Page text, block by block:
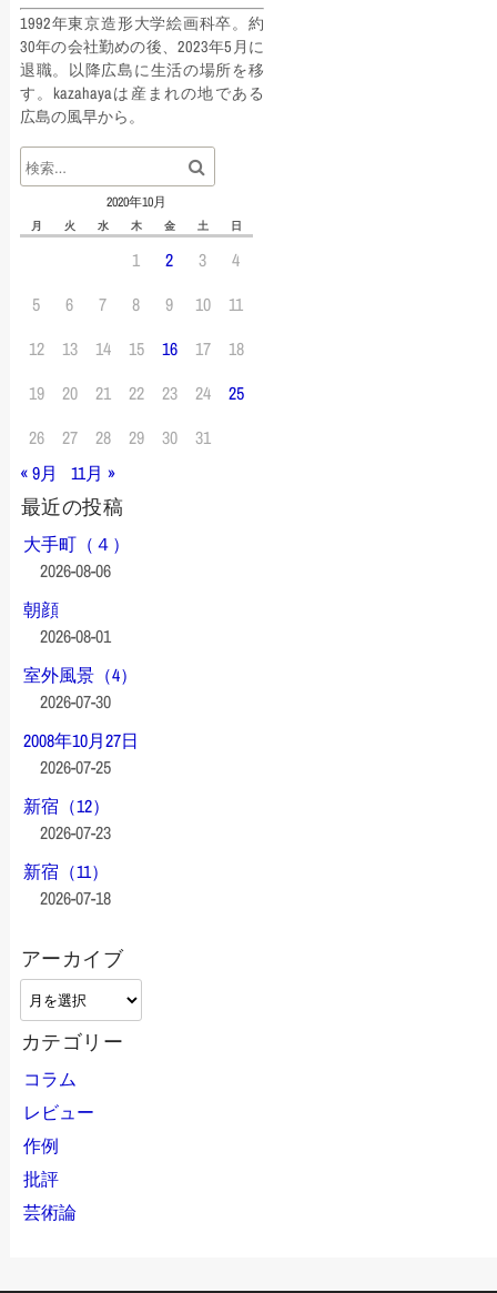
1992年東京造形大学絵画科卒。約
30年の会社勤めの後、2023年5月に
退職。以降広島に生活の場所を移
す。kazahayaは産まれの地である
広島の風早から。
2020年10月
月 火 水 木 金 土 日
1 2 3
4
5
6 7 8 9 10
11
12
13 14 15 16 17
18
19
20 21 22 23 24
25
26
27 28 29 30
31
« 9月
11月 »
最近の投稿
大手町（４）
2026-08-06
朝顔
2026-08-01
室外風景（4）
2026-07-30
2008年10月27日
2026-07-25
新宿（12）
2026-07-23
新宿（11）
2026-07-18
アーカイブ
ア
ー
カ
イ
カテゴリー
コラム
レビュー
作例
批評
芸術論